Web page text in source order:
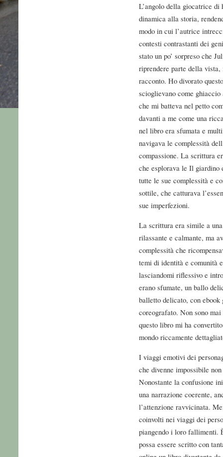
L’angolo della giocatrice di
dinamica alla storia,
modo in cui l’autrice
contesti contrastanti dei
stato un po’ sorpreso che
riprendere parte della
racconto. Ho divorato
scioglievano come
che mi batteva nel petto
davanti a me come una
nel libro era sfumata e
navigava le complessità
compassione. La scrittura
che esplorava le Il giardino
tutte le sue complessità e
sottile, che catturava
sue imperfezioni.
La scrittura era simile a
rilassante e calmante, ma
complessità che
temi di identità e comunità
lasciandomi riflessivo e
erano sfumate, un ballo
balletto delicato, con ebook
coreografato. Non sono
questo libro mi ha
mondo riccamente
I viaggi emotivi dei
che divenne impossibile
Nonostante la confusione
una narrazione coerente,
l’attenzione ravvicinata.
coinvolti nei viaggi dei
piangendo i loro fallimenti.
possa essere scritto con